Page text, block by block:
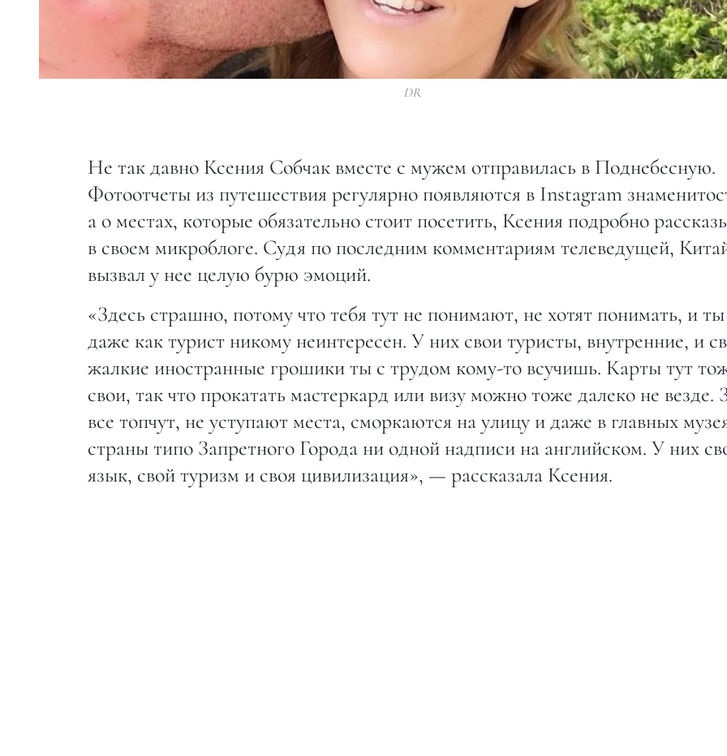
DR
Не так давно Ксения Собчак вместе с мужем отправилась в Поднебесную.
Фотоотчеты из путешествия регулярно появляются в Instagram
а о местах, которые обязательно стоит посетить, Ксения подробно
в своем микроблоге. Судя по последним комментариям телеведущей,
вызвал у нее целую бурю эмоций.
«Здесь страшно, потому что тебя тут не понимают, не хотят понимать, и ты
даже как турист никому неинтересен. У них свои туристы, внутренние, и
жалкие иностранные грошики ты с трудом кому-то всучишь. Карты тут
свои, так что прокатать мастеркард или визу можно тоже далеко не везде.
все топчут, не уступают места, сморкаются на улицу и даже в главных
страны типо Запретного Города ни одной надписи на английском. У них
язык, свой туризм и своя цивилизация», — рассказала Ксения.